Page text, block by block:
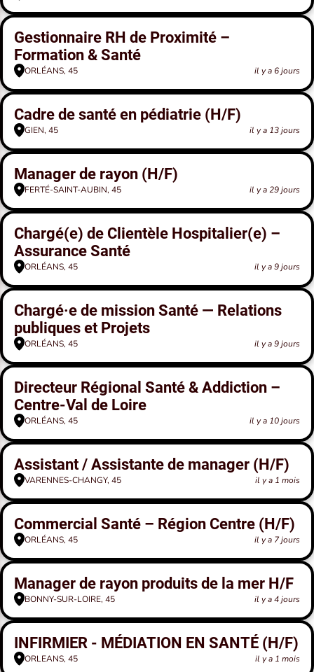
Gestionnaire RH de Proximité –
Formation & Santé
ORLÉANS, 45 il y a 6 jours
Cadre de santé en pédiatrie (H/F)
GIEN, 45 il y a 13 jours
Manager de rayon (H/F)
FERTÉ-SAINT-AUBIN, 45 il y a 29 jours
Chargé(e) de Clientèle Hospitalier(e) –
Assurance Santé
ORLÉANS, 45 il y a 9 jours
Chargé·e de mission Santé — Relations
publiques et Projets
ORLÉANS, 45 il y a 9 jours
Directeur Régional Santé & Addiction –
Centre-Val de Loire
ORLÉANS, 45 il y a 10 jours
Assistant / Assistante de manager (H/F)
VARENNES-CHANGY, 45 il y a 1 mois
Commercial Santé – Région Centre (H/F)
ORLÉANS, 45 il y a 7 jours
Manager de rayon produits de la mer H/F
BONNY-SUR-LOIRE, 45 il y a 4 jours
INFIRMIER - MÉDIATION EN SANTÉ (H/F)
ORLEANS, 45 il y a 1 mois